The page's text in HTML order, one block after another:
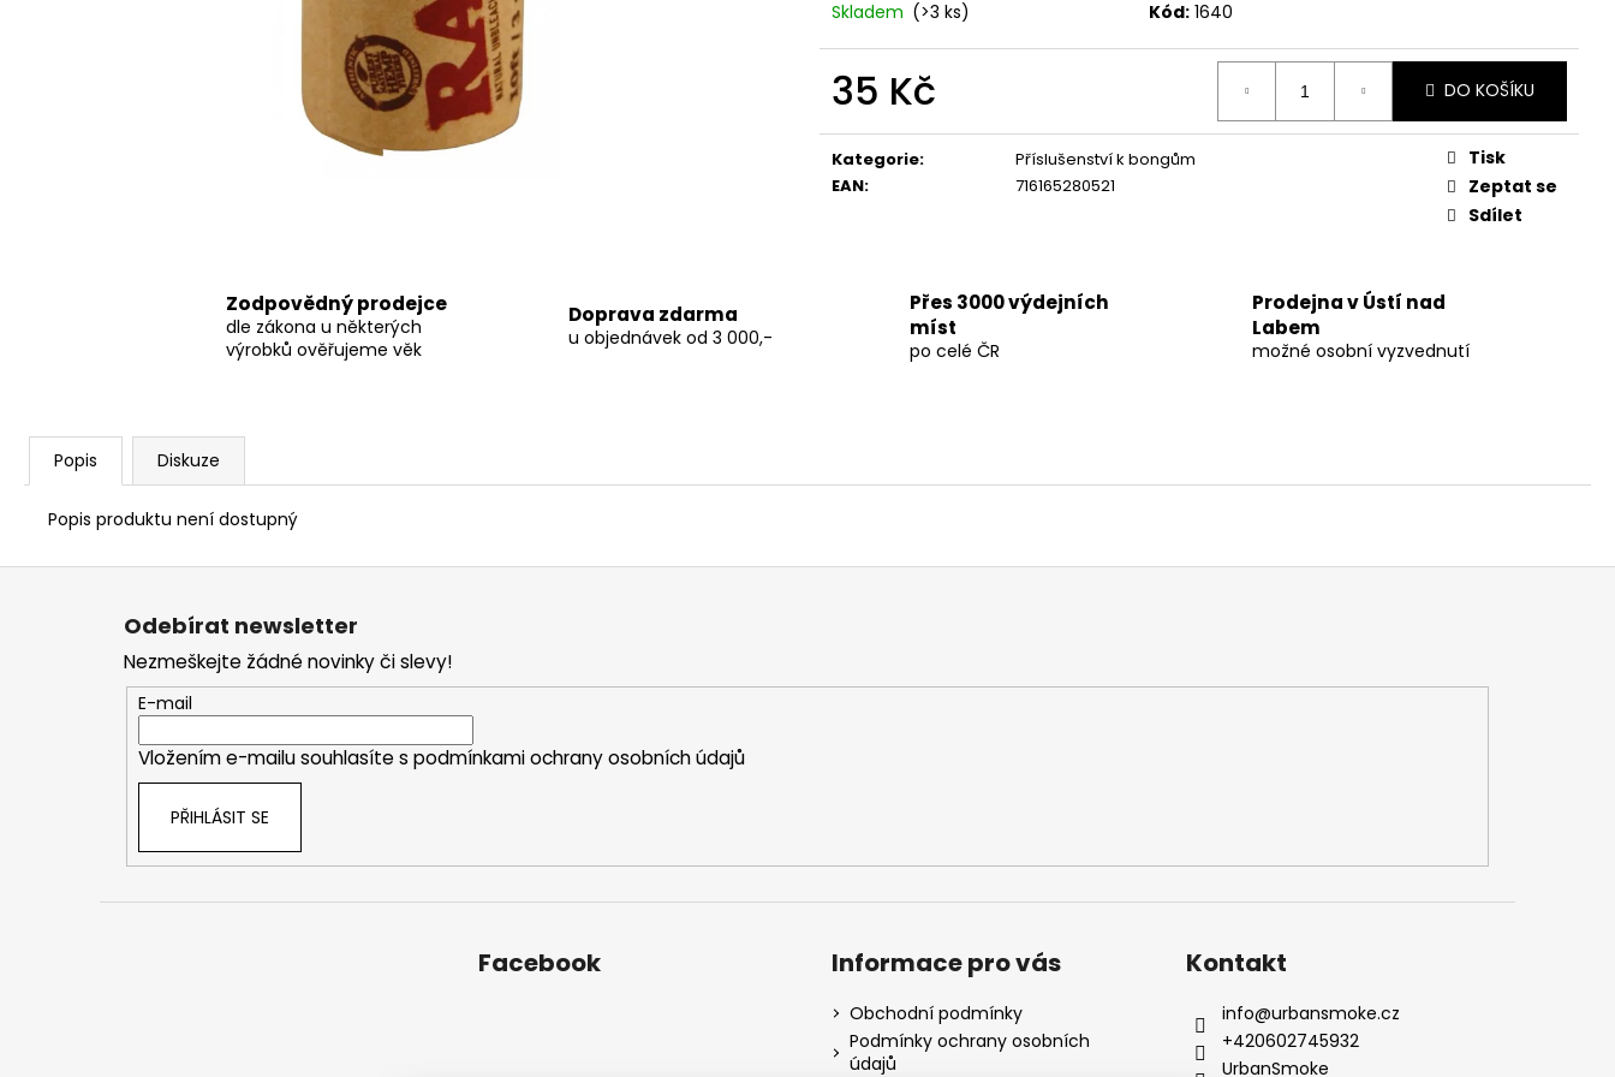
Skladem (>3 ks) Kód: 1640
35 Kč
cena:
DO KOŠÍKU
Kategorie:
Příslušenství k bongům
EAN: 716165280521
Tisk
Zeptat se
Sdílet
Zodpovědný prodejce
dle zákona u některých
výrobků ověřujeme věk
Doprava zdarma
u objednávek od 3 000,-
Přes 3000 výdejních
míst
po celé ČR
Prodejna v Ústí nad
Labem
možné osobní vyzvednutí
Popis Diskuze
Popis produktu není dostupný
THC-X PLUTONIUM 30%
Původně:250 Kč
Z
Odebírat newsletter
Nezmeškejte žádné novinky či slevy!
E-mail
Vložením e-mailu souhlasíte s podmínkami ochrany osobních údajů
PŘIHLÁSIT SE
Facebook Informace pro vás
Obchodní podmínky
Podmínky ochrany osobních
údajů
Kontakt
info@urbansmoke.cz
+420602745932
UrbanSmoke